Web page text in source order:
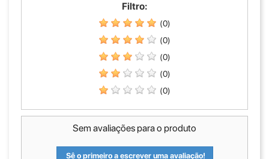
Filtro:
(0)
(0)
(0)
(0)
(0)
Sem avaliações para o produto
Sê o primeiro a escrever uma avaliação!